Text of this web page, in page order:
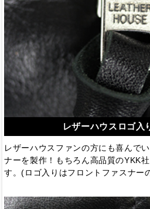
レザーハウスロゴ入
レザーハウスファンの方にも喜んで
ナーを製作！もちろん高品質のYKK
す。(ロゴ入りはフロントファスナー